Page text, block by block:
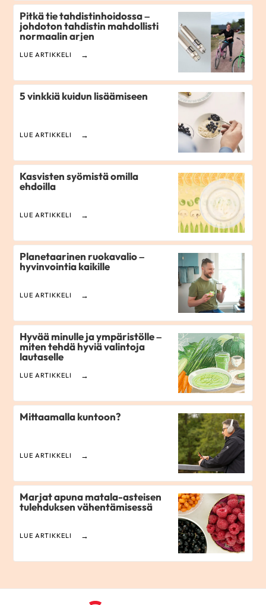
Pitkä tie tahdistinhoidossa –
johdoton tahdistin mahdollisti
normaalin arjen
LUE ARTIKKELI
5 vinkkiä kuidun lisäämiseen
LUE ARTIKKELI
Kasvisten syömistä omilla
ehdoilla
LUE ARTIKKELI
Planetaarinen ruokavalio –
hyvinvointia kaikille
LUE ARTIKKELI
Hyvää minulle ja ympäristölle –
miten tehdä hyviä valintoja
lautaselle
LUE ARTIKKELI
Mittaamalla kuntoon?
LUE ARTIKKELI
Marjat apuna matala-asteisen
tulehduksen vähentämisessä
LUE ARTIKKELI